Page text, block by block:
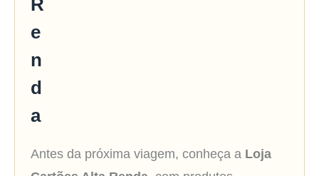
Antes da próxima viagem, conheça a Loja